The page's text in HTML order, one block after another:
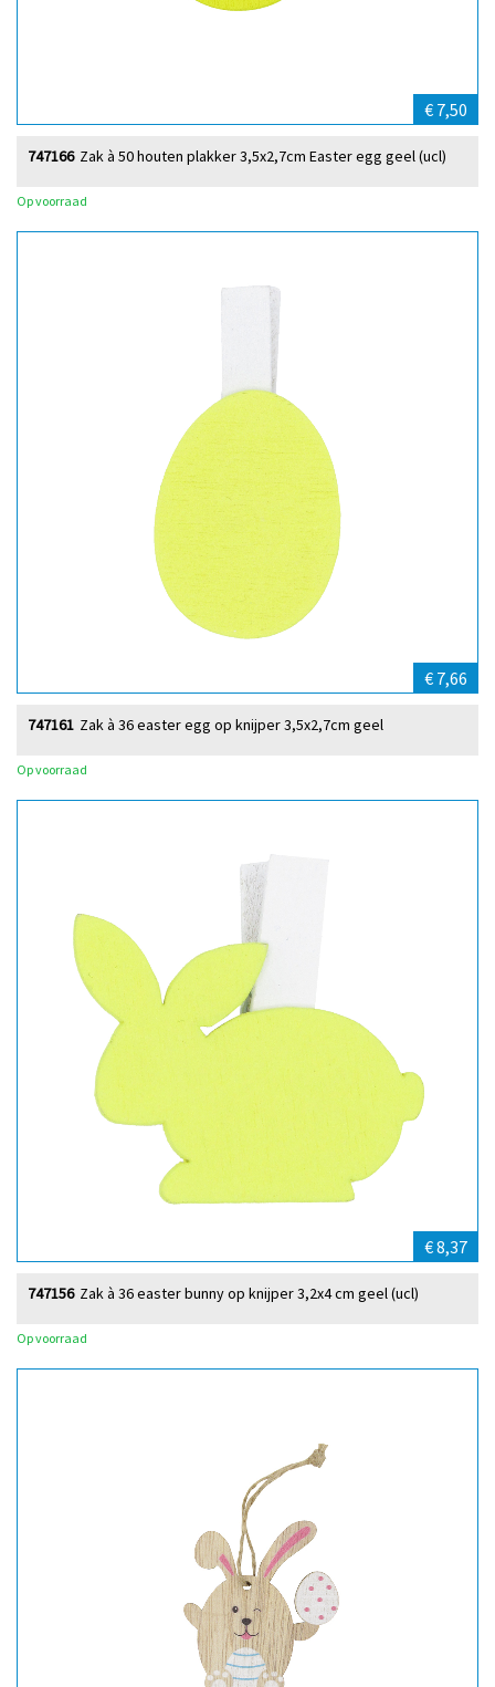
€ 7,50
Zak à 50 houten plakker 3,5x2,7cm Easter egg geel (ucl)
747166
Op voorraad
€ 7,66
Zak à 36 easter egg op knijper 3,5x2,7cm geel
747161
Op voorraad
€ 8,37
Zak à 36 easter bunny op knijper 3,2x4 cm geel (ucl)
747156
Op voorraad